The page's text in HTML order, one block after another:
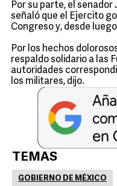
Por su parte, el
señaló que el Ejercito
Congreso y, desde
Por los hechos
respaldo solidario a las
autoridades
los militares, dijo.
TEMAS
GOBIERNO DE MÉXICO